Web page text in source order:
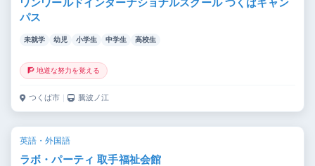
ワンワールドインターナショナルスクール つくばキャン
パス
未就学 幼児 小学生 中学生 高校生
🧗 地道な努力を覚える
つくば市 ｜ 騰波ノ江
英語・外国語
ラボ・パーティ 取手福祉会館